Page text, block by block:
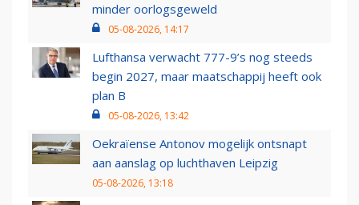
minder oorlogsgeweld
05-08-2026, 14:17
Lufthansa verwacht 777-9’s nog steeds
begin 2027, maar maatschappij heeft ook
plan B
05-08-2026, 13:42
Oekraïense Antonov mogelijk ontsnapt
aan aanslag op luchthaven Leipzig
05-08-2026, 13:18